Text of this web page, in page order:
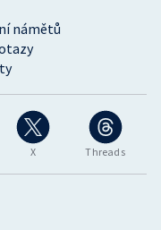
X Threads
námětů